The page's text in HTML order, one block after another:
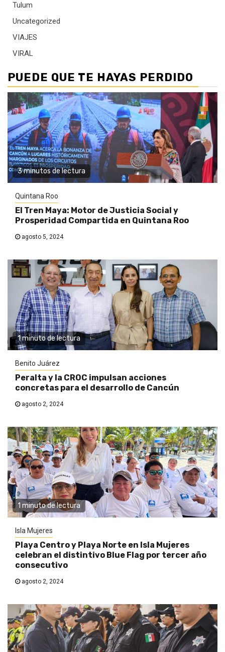
Tulum
Uncategorized
VIAJES
VIRAL
PUEDE QUE TE HAYAS PERDIDO
3 minutos de lectura
Quintana Roo
El Tren Maya: Motor de Justicia Social y
Prosperidad Compartida en Quintana Roo
agosto 5, 2024
1 minuto de lectura
Benito Juárez
Peralta y la CROC impulsan acciones
concretas para el desarrollo de Cancún
agosto 2, 2024
1 minuto de lectura
Isla Mujeres
Playa Centro y Playa Norte en Isla Mujeres
celebran el distintivo Blue Flag por tercer año
consecutivo
agosto 2, 2024